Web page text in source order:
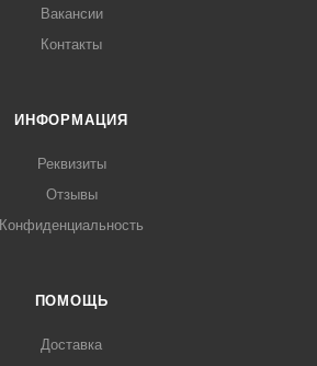
Вакансии
Контакты
ИНФОРМАЦИЯ
Реквизиты
Отзывы
Конфиденциальность
ПОМОЩЬ
Доставка